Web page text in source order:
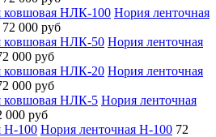
Нория ленточная
72 000 руб
Нория ленточная
000 руб
Нория ленточная
000 руб
Нория ленточная
000 руб
Нория ленточная Н-100 72